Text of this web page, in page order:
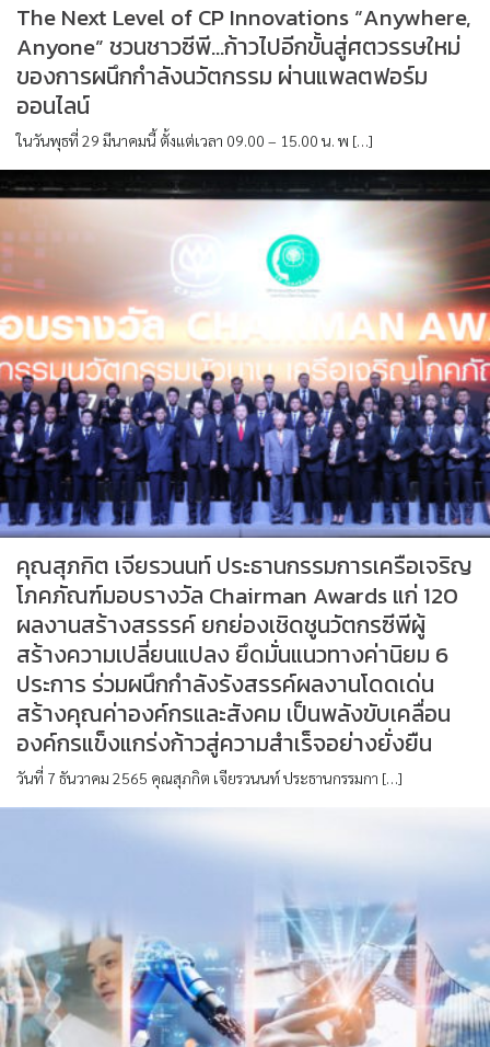
The Next Level of CP Innovations “Anywhere,
Anyone” ชวนชาวซีพี…ก้าวไปอีกขั้นสู่ศตวรรษใหม่
ของการผนึกกำลังนวัตกรรม ผ่านแพลตฟอร์ม
ออนไลน์
ในวันพุธที่ 29 มีนาคมนี้ ตั้งแต่เวลา 09.00 – 15.00 น. พ […]
คุณสุภกิต เจียรวนนท์ ประธานกรรมการเครือเจริญ
โภคภัณฑ์มอบรางวัล Chairman Awards แก่ 120
ผลงานสร้างสรรรค์ ยกย่องเชิดชูนวัตกรซีพีผู้
สร้างความเปลี่ยนแปลง ยึดมั่นแนวทางค่านิยม 6
ประการ ร่วมผนึกกำลังรังสรรค์ผลงานโดดเด่น
สร้างคุณค่าองค์กรและสังคม เป็นพลังขับเคลื่อน
องค์กรแข็งแกร่งก้าวสู่ความสำเร็จอย่างยั่งยืน
วันที่ 7 ธันวาคม 2565 คุณสุภกิต เจียรวนนท์ ประธานกรรมกา […]